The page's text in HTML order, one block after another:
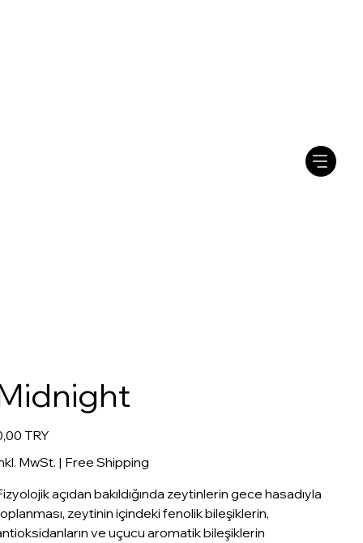
TRY
MwSt. | Free Shipping
açıdan bakıldığında zeytinlerin gece hasadıyla
zeytinin içindeki fenolik bileşiklerin,
ve uçucu aromatik bileşiklerin